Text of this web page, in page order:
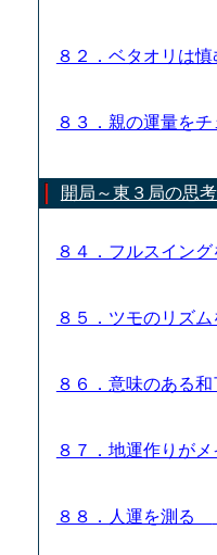
８２．ベタオリは
８３．親の運量を
開局～東３局の思
８４．フルスイン
８５．ツモのリズ
８６．意味のある
８７．地運作りが
８８．人運を測る